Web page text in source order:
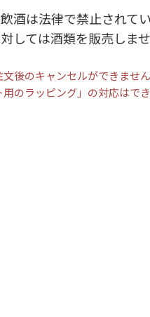
酒は法律で禁止されてい
しては酒類を販売しませ
後のキャンセルができません
のラッピング」の対応はで